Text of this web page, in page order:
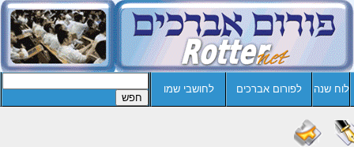
לוח שנה לפורום אברכים לחושבי שמו